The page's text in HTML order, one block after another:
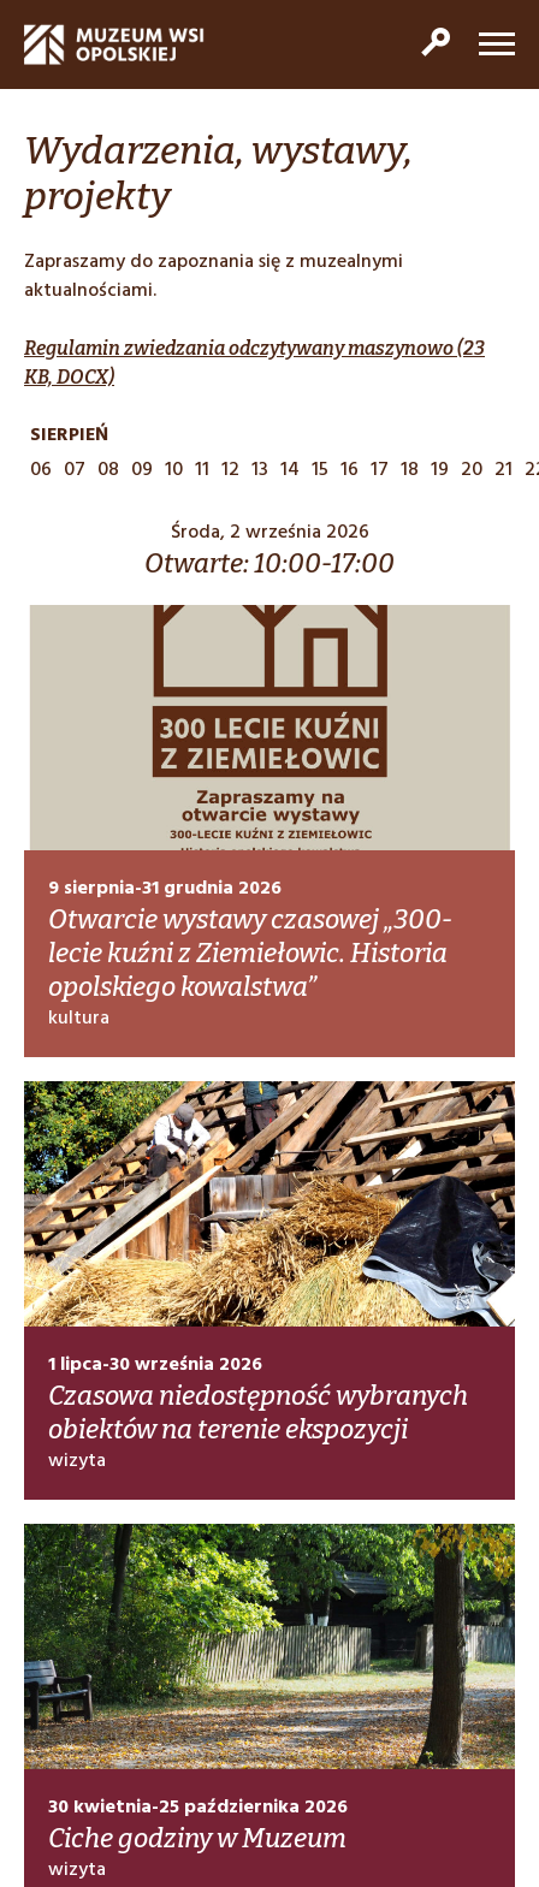
Wydarzenia, wystawy,
projekty
Zapraszamy do zapoznania się z muzealnymi
aktualnościami.
Regulamin zwiedzania odczytywany maszynowo (23
KB, DOCX)
SIERPIEŃ
06 07 08 09 10 11 12 13 14 15 16 17 18 19 20 21
Środa, 2 września 2026
Otwarte: 10:00-17:00
9 sierpnia-31 grudnia 2026
Otwarcie wystawy czasowej „300-
lecie kuźni z Ziemiełowic. Historia
opolskiego kowalstwa”
kultura
1 lipca-30 września 2026
Czasowa niedostępność wybranych
obiektów na terenie ekspozycji
wizyta
30 kwietnia-25 października 2026
Ciche godziny w Muzeum
wizyta